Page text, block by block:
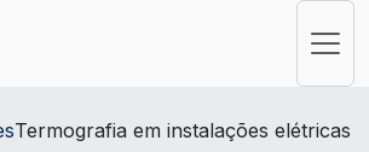
Termografia em instalações elétricas